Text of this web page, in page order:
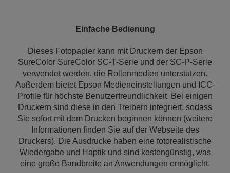
Einfache Bedienung
Dieses Fotopapier kann mit Druckern der Epson
SureColor SureColor SC-T-Serie und der SC-P-Serie
verwendet werden, die Rollenmedien unterstützen.
Außerdem bietet Epson Medieneinstellungen und ICC-
Profile für höchste Benutzerfreundlichkeit. Bei einigen
Druckern sind diese in den Treibern integriert, sodass
Sie sofort mit dem Drucken beginnen können (weitere
Informationen finden Sie auf der Webseite des
Druckers). Die Ausdrucke haben eine fotorealistische
Wiedergabe und Haptik und sind kostengünstig, was
eine große Bandbreite an Anwendungen ermöglicht.